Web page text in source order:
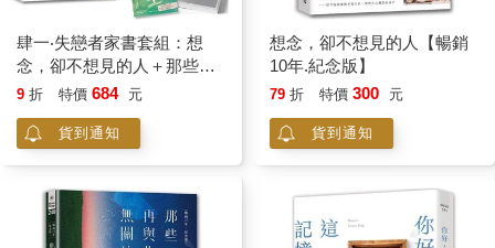
如今有了另一個接手。不管你們分開了多久，這回，才是真正的
告別。
妳想，這是自己最後一次可以再為他傷心，以後妳都要全心去幸
憶，到了這一刻，妳欠他的，終於能夠真正的還清，妳的喜悲終
也就如同妳的幸福，再也與他無關。
一起努力的人
肆一‧失戀者家書套組：想
念，卻不想見的人＋那些再
與你無關的幸福【暢銷10年.
9 折 特價 684 元
貨到通知
想念，卻不想見的人【暢銷
10年.紀念版】
79 折 特價 300 元
貨到通知